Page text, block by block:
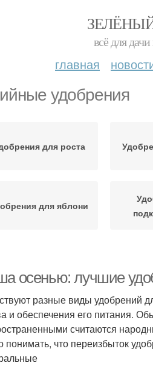
всё для
главная
удобрения
для роста
для яблони
осенью: лучшие
разные виды удобрений
и обеспечения его питания.
считаются
понимать, что переизбыток